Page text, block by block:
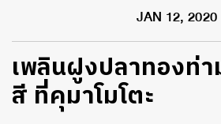
JAN 12, 2020
เพลิน​ฝูงปลาทองท่
สี ที่คุมาโมโตะ